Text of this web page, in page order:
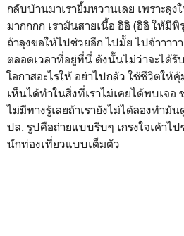
กลับบ้านมาเรายิ้มหวานเลย เพราะลุง
มากกกก เรามันสายเนื้อ อิอิ (อิอิ ให้มี
ถ้าลุงขอให้ไปช่วยอีก ไปมั้ย ไปจ้าาาา
ตลอดเวลาที่อยู่ที่นี่ ดังนั้นไม่ว่าจะได้รั
โอกาสอะไรให้ อย่าไปกลัว ใช้ชีวิตให้
เห็นได้ทำในสิ่งที่เราไม่เคยได้พบเจอ
ไม่มีทางรู้เลยถ้าเรายังไม่ได้ลองทำมัน
ปล. รูปคือถ่ายแบบรีบๆ เกรงใจเค้าไ
นักท่องเที่ยวแบบเต็มตัว